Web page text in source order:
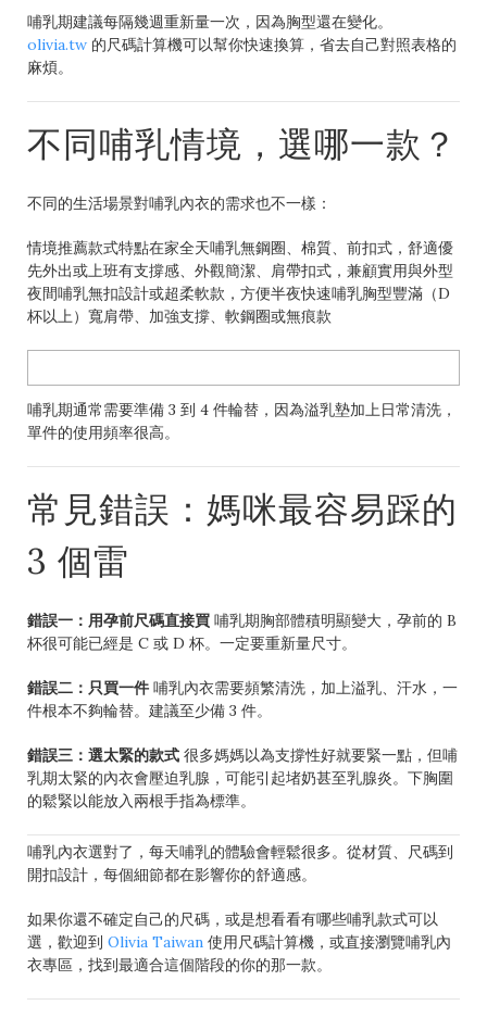
哺乳期建議每隔幾週重新量一次，因為胸型還在變化。
olivia.tw 的尺碼計算機可以幫你快速換算，省去自己對照表格的
麻煩。
不同哺乳情境，選哪一款？
不同的生活場景對哺乳內衣的需求也不一樣：
情境推薦款式特點在家全天哺乳無鋼圈、棉質、前扣式，舒適優
先外出或上班有支撐感、外觀簡潔、肩帶扣式，兼顧實用與外型
夜間哺乳無扣設計或超柔軟款，方便半夜快速哺乳胸型豐滿（D
杯以上）寬肩帶、加強支撐、軟鋼圈或無痕款
哺乳期通常需要準備 3 到 4 件輪替，因為溢乳墊加上日常清洗，
單件的使用頻率很高。
常見錯誤：媽咪最容易踩的
3 個雷
錯誤一：用孕前尺碼直接買 哺乳期胸部體積明顯變大，孕前的 B
杯很可能已經是 C 或 D 杯。一定要重新量尺寸。
錯誤二：只買一件 哺乳內衣需要頻繁清洗，加上溢乳、汗水，一
件根本不夠輪替。建議至少備 3 件。
錯誤三：選太緊的款式 很多媽媽以為支撐性好就要緊一點，但哺
乳期太緊的內衣會壓迫乳腺，可能引起堵奶甚至乳腺炎。下胸圍
的鬆緊以能放入兩根手指為標準。
哺乳內衣選對了，每天哺乳的體驗會輕鬆很多。從材質、尺碼到
開扣設計，每個細節都在影響你的舒適感。
如果你還不確定自己的尺碼，或是想看看有哪些哺乳款式可以
選，歡迎到 Olivia Taiwan 使用尺碼計算機，或直接瀏覽哺乳內
衣專區，找到最適合這個階段的你的那一款。